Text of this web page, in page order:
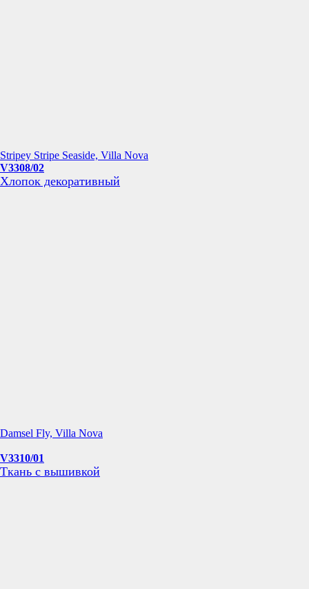
Stripey Stripe Seaside, Villa Nova
V3308/02
Хлопок декоративный
Damsel Fly, Villa Nova
V3310/01
Ткань с вышивкой